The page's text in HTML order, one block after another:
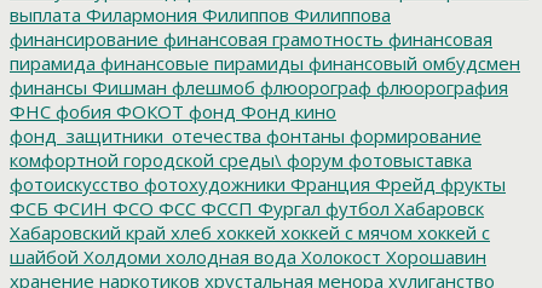
выплата Филармония Филиппов Филиппова
финансирование финансовая грамотность финансовая
пирамида финансовые пирамиды финансовый омбудсмен
финансы Фишман флешмоб флюорограф флюорография
ФНС фобия ФОКОТ фонд Фонд кино
фонд_защитники_отечества фонтаны формирование
комфортной городской среды\ форум фотовыставка
фотоискусство фотохудожники Франция Фрейд фрукты
ФСБ ФСИН ФСО ФСС ФССП Фургал футбол Хабаровск
Хабаровский край хлеб хоккей хоккей с мячом хоккей с
шайбой Холдоми холодная вода Холокост Хорошавин
хранение наркотиков хрустальная менора хулиганство